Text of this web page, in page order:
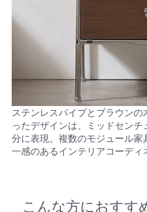
ステンレスパイプとブラウンの
ったデザインは、ミッドセン
分に表現。複数のモジュール
一感のあるインテリアコーディ
こんな方におすす